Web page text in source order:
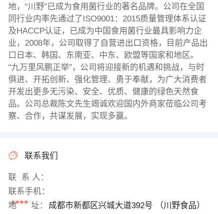
地，“川野”已成为食用菌行业的著名品牌。公司在全国
同行业内率先通过了ISO9001：2015质量管理体系认证
及HACCP认证，已成为中国食用菌行业最具影响力企
业，2008年，公司取得了自营进出口资格，目前产品出
口日本、韩国、东南亚、中东、欧盟等国家和地区。
“九万里风鹏正举”，公司将迎接新的机遇和挑战，与时
俱进、开拓创新、强化管理、勇于奉献，为广大消费者
开发出更多无污染、安全、优质、健康的绿色天然食
品。公司总裁陈文先生竭诚欢迎国内外商家莅临公司考
察、合作，共谋发展，实现多赢。
联系我们
联 系 人：
联系手机：
****
地 址： 成都市新都区兴城大道392号 （川野食品）